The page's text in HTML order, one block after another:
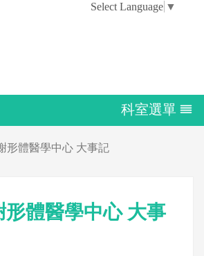
Select Language ▼
科室選單
形體醫學中心 大事記
形體醫學中心 大事